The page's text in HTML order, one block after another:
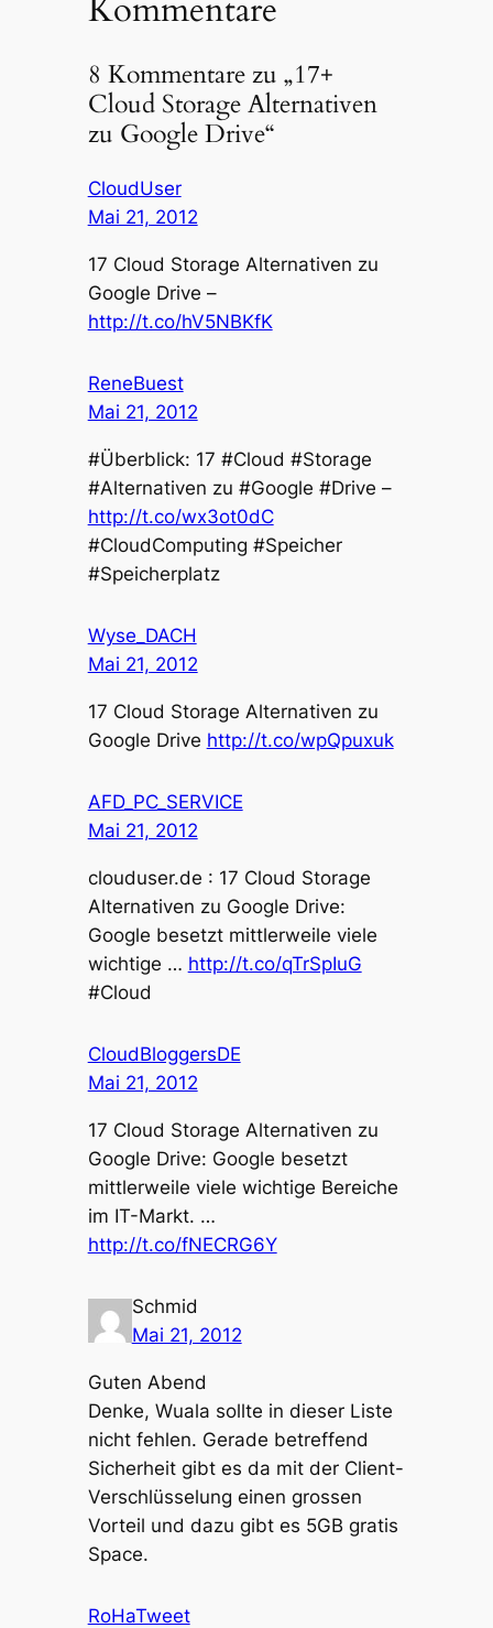
Kommentare
8 Kommentare zu „17+
Cloud Storage Alternativen
zu Google Drive“
CloudUser
Mai 21, 2012
17 Cloud Storage Alternativen zu
Google Drive –
http://t.co/hV5NBKfK
ReneBuest
Mai 21, 2012
#Überblick: 17 #Cloud #Storage
#Alternativen zu #Google #Drive –
http://t.co/wx3ot0dC
#CloudComputing #Speicher
#Speicherplatz
Wyse_DACH
Mai 21, 2012
17 Cloud Storage Alternativen zu
Google Drive http://t.co/wpQpuxuk
AFD_PC_SERVICE
Mai 21, 2012
clouduser.de : 17 Cloud Storage
Alternativen zu Google Drive:
Google besetzt mittlerweile viele
wichtige … http://t.co/qTrSpIuG
#Cloud
CloudBloggersDE
Mai 21, 2012
17 Cloud Storage Alternativen zu
Google Drive: Google besetzt
mittlerweile viele wichtige Bereiche
im IT-Markt. …
http://t.co/fNECRG6Y
Schmid
Mai 21, 2012
Guten Abend
Denke, Wuala sollte in dieser Liste
nicht fehlen. Gerade betreffend
Sicherheit gibt es da mit der Client-
Verschlüsselung einen grossen
Vorteil und dazu gibt es 5GB gratis
Space.
RoHaTweet